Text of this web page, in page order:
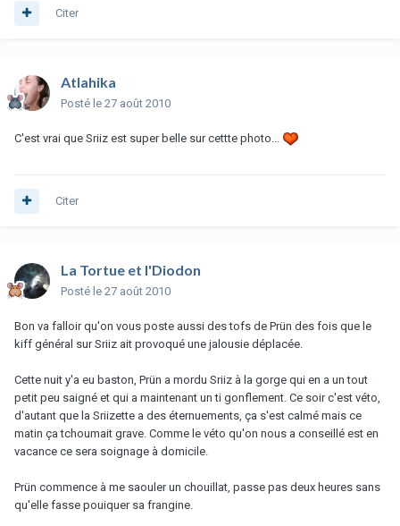
Citer
Atlahika
Posté le 27 août 2010
C'est vrai que Sriiz est super belle sur cettte photo...
Citer
La Tortue et l'Diodon
Posté le 27 août 2010
Bon va falloir qu'on vous poste aussi des tofs de Prün des fois que le
kiff général sur Sriiz ait provoqué une jalousie déplacée.
Cette nuit y'a eu baston, Prün a mordu Sriiz à la gorge qui en a un tout
petit peu saigné et qui a maintenant un ti gonflement. Ce soir c'est véto,
d'autant que la Sriizette a des éternuements, ça s'est calmé mais ce
matin ça tchoumait grave. Comme le véto qu'on nous a conseillé est en
vacance ce sera soignage à domicile.
Prün commence à me saouler un chouillat, passe pas deux heures sans
qu'elle fasse pouiquer sa frangine.